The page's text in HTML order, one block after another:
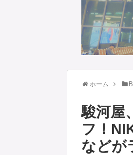
ホーム
駿河屋
フ！
などが